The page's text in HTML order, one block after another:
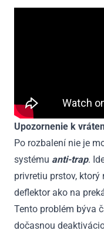
Upozornenie k
Po rozbalení nie je
systému anti-trap.
privretiu prstov,
deflektor ako na
Tento problém býva
dočasnou